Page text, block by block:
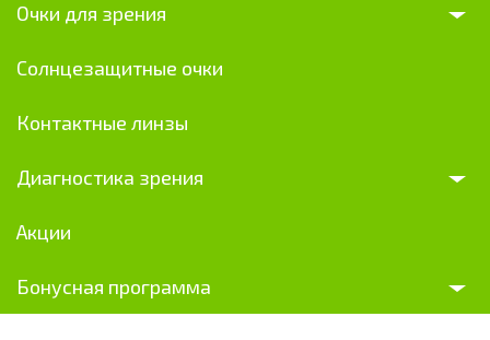
Очки для зрения
Солнцезащитные очки
Контактные линзы
Диагностика зрения
Акции
Бонусная программа